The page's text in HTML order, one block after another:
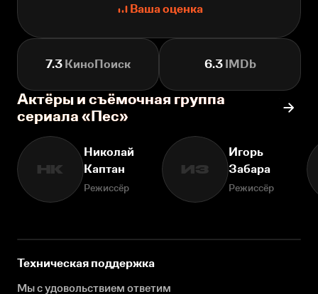
Ваша оценка
7.3 КиноПоиск 6.3IMDb
Актёры и съёмочная группа
сериала «Пес»
НК
Николай
Каптан
Режиссёр
ИЗ
Игорь
Забара
Режиссёр
Техническая поддержка
Мы с удовольствием ответим